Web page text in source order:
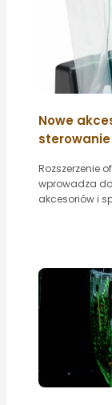
Nowe
Rozszerzenie
wprowadza
akcesoriów i